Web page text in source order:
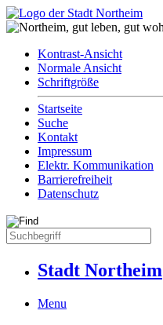
Kontrast-Ansicht
Normale Ansicht
Schriftgröße
Startseite
Suche
Kontakt
Impressum
Elektr. Kommunikation
Barrierefreiheit
Datenschutz
Stadt Northeim
Menu